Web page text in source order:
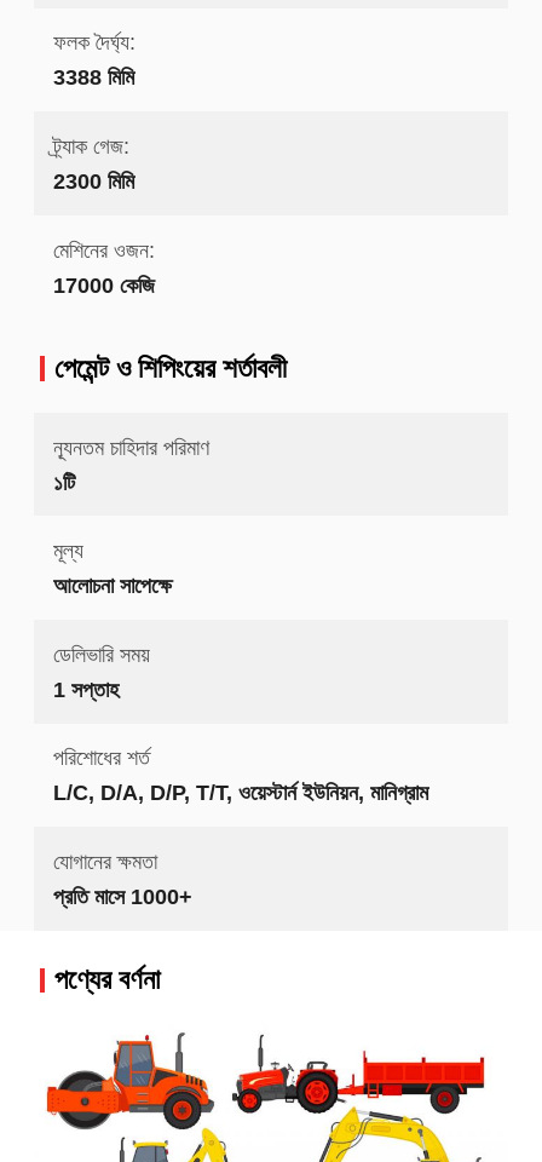
ফলক দৈর্ঘ্য:
3388 মিমি
ট্র্যাক গেজ:
2300 মিমি
মেশিনের ওজন:
17000 কেজি
পেমেন্ট ও শিপিংয়ের শর্তাবলী
ন্যূনতম চাহিদার পরিমাণ
১টি
মূল্য
আলোচনা সাপেক্ষে
ডেলিভারি সময়
1 সপ্তাহ
পরিশোধের শর্ত
L/C, D/A, D/P, T/T, ওয়েস্টার্ন ইউনিয়ন, মানিগ্রাম
যোগানের ক্ষমতা
প্রতি মাসে 1000+
পণ্যের বর্ণনা